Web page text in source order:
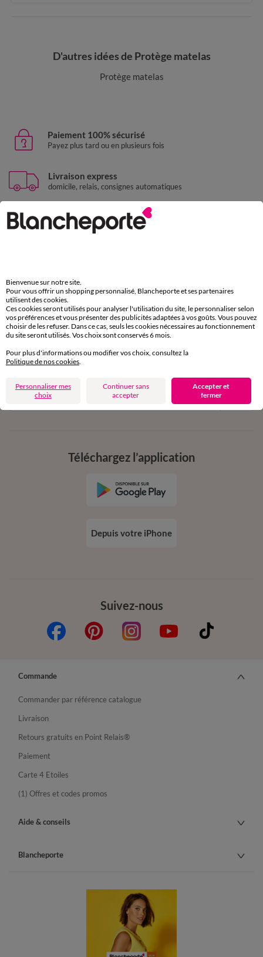
D'autres idées de Protège matelas
Protège matelas
Paiement 100% sécurisé
Payez plus tard ou en plusieurs fois
Livraison express
domicile, relais, consignes automatiques
Retours gratuits
sous 30 jours avec Mondial Relay uniquement
11€ Offerts
en vous inscrivant à la newsletter
dès 20€ d’achat
conditions dans votre email de confirmation
Suivez-nous
Téléchargez l’application
Depuis votre iPhone
Commande
Commander par référence catalogue
Livraison
Retours gratuits en Point Relais®
Paiement
Carte 4 Etoiles
(1) Offres et codes promos
Aide & conseils
Blancheporte
Bienvenue sur notre site.
Pour vous offrir un shopping personnalisé, Blancheporte et ses partenaires
utilisent des cookies.
Ces cookies seront utilisés pour analyser l'utilisation du site, le personnaliser selon
vos préférences et vous présenter des publicités adaptées à vos goûts. Vous pouvez
choisir de les refuser. Dans ce cas, seuls les cookies nécessaires au fonctionnement
du site seront utilisés. Vos choix sont conservés 6 mois.
Pour plus d'informations ou modifier vos choix, consultez la
Politique de nos cookies
Personnaliser mes
choix
Continuer sans
accepter
Accepter et
fermer